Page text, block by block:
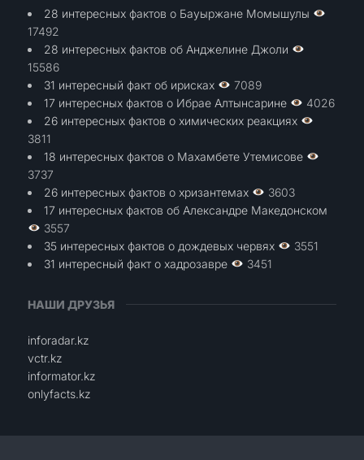
28 интересных фактов о Бауыржане Момышулы
17492
28 интересных фактов об Анджелине Джоли
15586
31 интересный факт об ирисках
7089
17 интересных фактов о Ибрае Алтынсарине
4026
26 интересных фактов о химических реакциях
3811
18 интересных фактов о Махамбете Утемисове
3737
26 интересных фактов о хризантемах
3603
17 интересных фактов об Александре Македонском
3557
35 интересных фактов о дождевых червях
3551
31 интересный факт о хадрозавре
3451
НАШИ ДРУЗЬЯ
inforadar.kz
vctr.kz
informator.kz
onlyfacts.kz